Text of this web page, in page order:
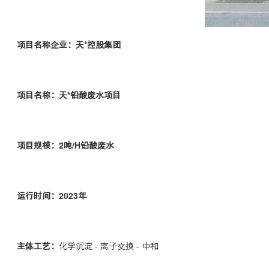
项目名称企业：天*控股集团
项目名称：天*铅酸废水项目
项目规模：2吨/H铅酸废水
运行时间：2023年
主体工艺： 化学沉淀 - 离子交换 - 中和